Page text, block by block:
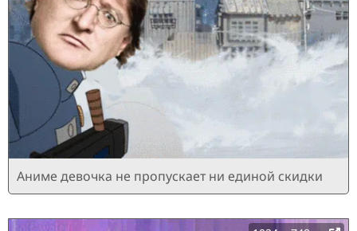
Аниме девочка не пропускает ни единой скидки